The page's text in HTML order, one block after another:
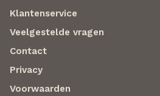
Klantenservice
Veelgestelde vragen
Contact
Privacy
Voorwaarden